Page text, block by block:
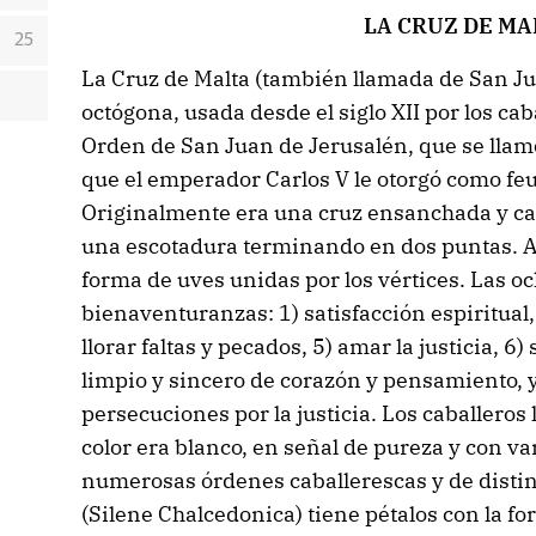
LA CRUZ DE
La Cruz de Malta (también llamada de San
octógona, usada desde el siglo XII por los
Orden de San Juan de Jerusalén, que se
que el emperador Carlos V le otorgó como
Originalmente era una cruz ensanchada y
una escotadura terminando en dos puntas.
forma de uves unidas por los vértices. Las
bienaventuranzas: 1) satisfacción
llorar faltas y pecados, 5) amar la justicia,
limpio y sincero de corazón y pensamiento,
persecuciones por la justicia. Los caballeros
color era blanco, en señal de pureza y con
numerosas órdenes caballerescas y de
(Silene Chalcedonica) tiene pétalos con la
25